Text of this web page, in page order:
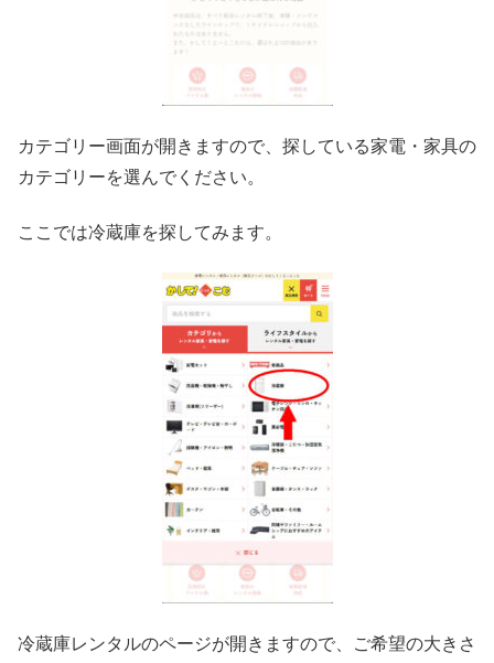
カテゴリー画面が開きますので、探している家電・家具の
カテゴリーを選んでください。
ここでは冷蔵庫を探してみます。
冷蔵庫レンタルのページが開きますので、ご希望の大きさ